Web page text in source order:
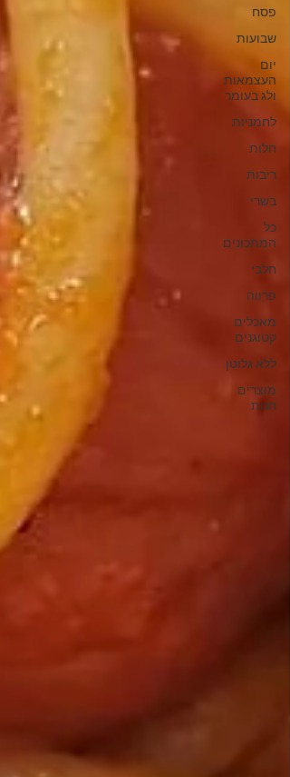
פסח
שבועות
יום
העצמאות
ולג בעומר
לחמניות
חלות
ריבות
בשרי
כל
המתכונים
חלבי
פרווה
מאכלים
קטוגנים
ללא גלוטן
מוצרים
חנות